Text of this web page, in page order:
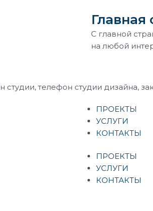
Главная
С главной
на любой
ПРОЕКТЫ
УСЛУГИ
КОНТАКТЫ
ПРОЕКТЫ
УСЛУГИ
КОНТАКТЫ